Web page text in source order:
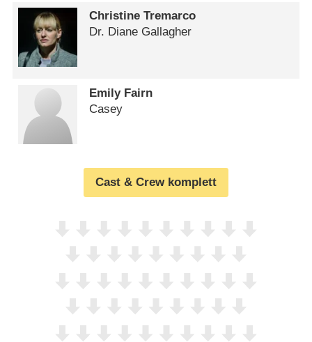
Christine Tremarco
Dr. Diane Gallagher
Emily Fairn
Casey
Cast & Crew komplett